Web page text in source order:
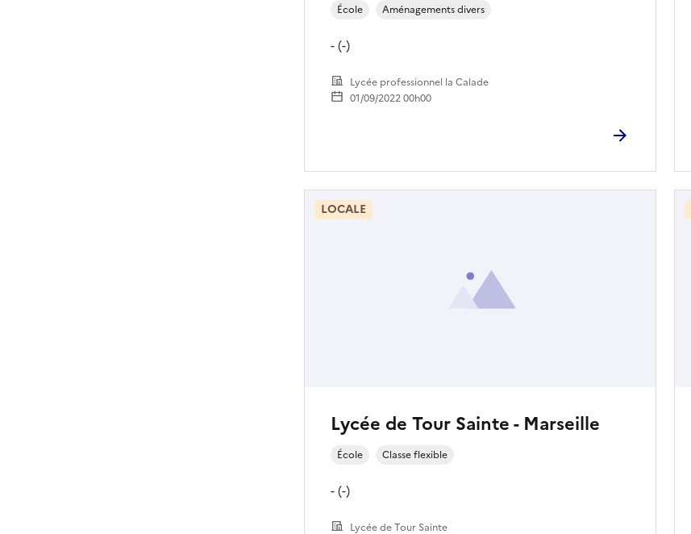
École Aménagements divers
- (-)
Lycée professionnel la Calade
01/09/2022 00h00
Lycée de Tour Sainte - Marseille
École Classe flexible
- (-)
Lycée de Tour Sainte
LOCALE